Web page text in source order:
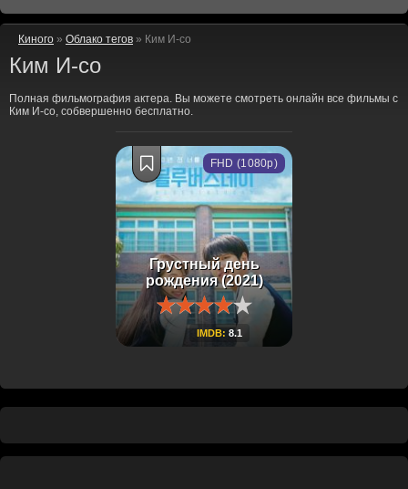
Киного » Облако тегов » Ким И-со
Ким И-со
Полная фильмография актера. Вы можете смотреть онлайн все фильмы с
Ким И-со, собвершенно бесплатно.
Грустный день
рождения (2021)
IMDB: 8.1
FHD (1080p)